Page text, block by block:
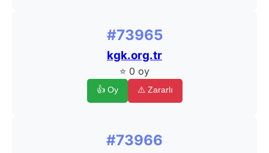
#73965
kgk.org.tr
⭐ 0 oy
👍 Oy ⚠️ Zararlı
#73966